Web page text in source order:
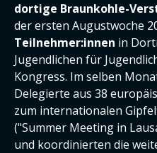
dortige Braunkohle-
der ersten Augustwoche
Teilnehmer:innen in
Jugendlichen für
Kongress. Im selben
Delegierte aus 38
zum internationalen
("Summer Meeting in
und koordinierten die